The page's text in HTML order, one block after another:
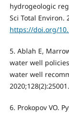
hydrogeologic
Sci Total Environ.
https://doi.org/
5. Ablah E,
water well
water well
6. Prokopov VO.